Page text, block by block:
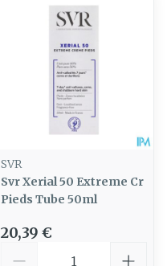
SVR
Svr Xerial 50 Extreme Cr
Pieds Tube 50ml
20,39 €